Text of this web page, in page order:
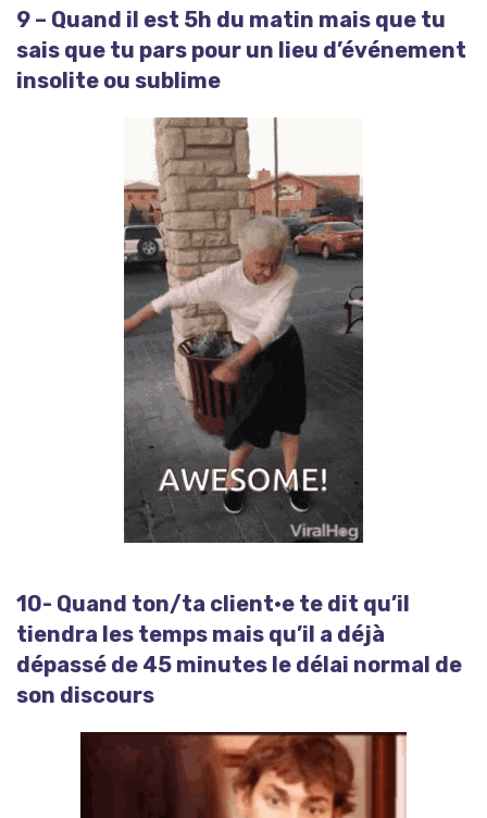
9 – Quand il est 5h du matin mais que tu
sais que tu pars pour un lieu d’événement
insolite ou sublime
10- Quand ton/ta client·e te dit qu’il
tiendra les temps mais qu’il a déjà
dépassé de 45 minutes le délai normal de
son discours